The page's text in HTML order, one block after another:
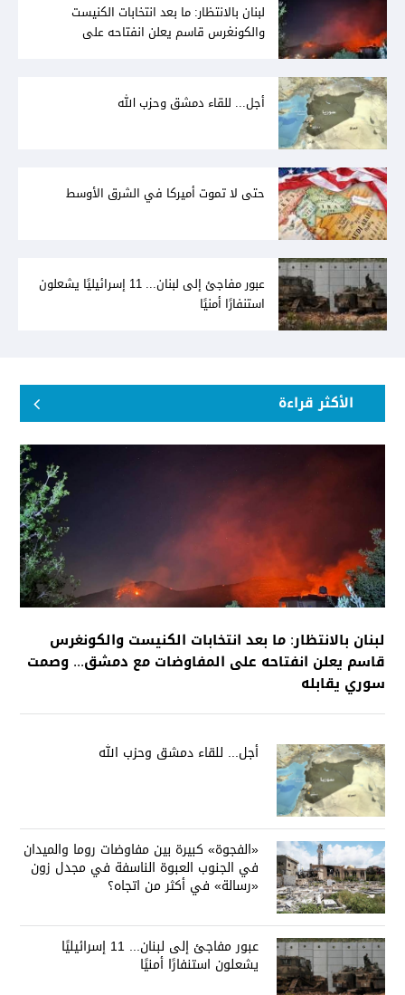
لبنان بالانتظار: ما بعد انتخابات الكنيست
والكونغرس قاسم يعلن انفتاحه على
أجل... للقاء دمشق وحزب الله
حتى لا تموت أميركا في الشرق الأوسط
عبور مفاجئ إلى لبنان... 11 إسرائيليًا يشعلون
استنفارًا أمنيًا
الأكثر قراءة
لبنان بالانتظار: ما بعد انتخابات الكنيست والكونغرس
قاسم يعلن انفتاحه على المفاوضات مع دمشق... وصمت
سوري يقابله
أجل... للقاء دمشق وحزب الله
«الفجوة» كبيرة بين مفاوضات روما والميدان
في الجنوب العبوة الناسفة في مجدل زون
«رسالة» في أكثر من اتجاه؟
عبور مفاجئ إلى لبنان... 11 إسرائيليًا
يشعلون استنفارًا أمنيًا